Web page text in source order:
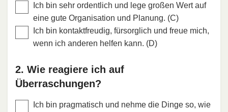
Ich bin sehr ordentlich und lege großen Wert auf
eine gute Organisation und Planung. (C)
Ich bin kontaktfreudig, fürsorglich und freue mich,
wenn ich anderen helfen kann. (D)
2. Wie reagiere ich auf
Überraschungen?
Ich bin pragmatisch und nehme die Dinge so, wie